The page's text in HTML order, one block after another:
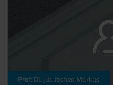
Prof. Dr. jur. Jochen Markus